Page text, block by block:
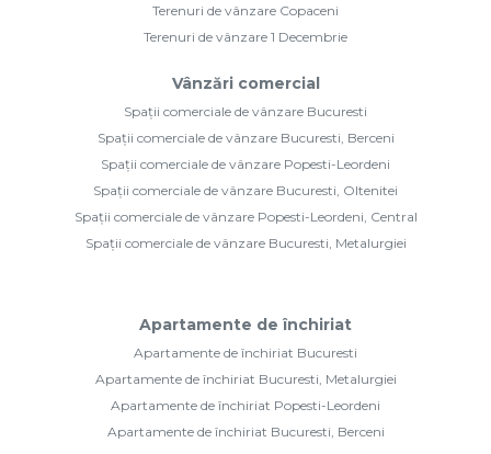
Terenuri de vânzare Copaceni
Terenuri de vânzare 1 Decembrie
Vânzări comercial
Spații comerciale de vânzare Bucuresti
Spații comerciale de vânzare Bucuresti, Berceni
Spații comerciale de vânzare Popesti-Leordeni
Spații comerciale de vânzare Bucuresti, Oltenitei
Spații comerciale de vânzare Popesti-Leordeni, Central
Spații comerciale de vânzare Bucuresti, Metalurgiei
Apartamente de închiriat
Apartamente de închiriat Bucuresti
Apartamente de închiriat Bucuresti, Metalurgiei
Apartamente de închiriat Popesti-Leordeni
Apartamente de închiriat Bucuresti, Berceni